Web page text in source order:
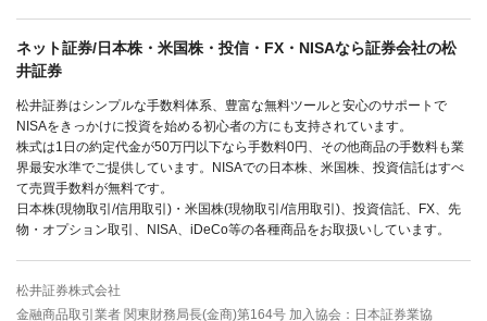
ネット証券/日本株・米国株・投信・FX・NISAなら証券会社の松
井証券
松井証券はシンプルな手数料体系、豊富な無料ツールと安心のサポートで
NISAをきっかけに投資を始める初心者の方にも支持されています。
株式は1日の約定代金が50万円以下なら手数料0円、その他商品の手数料も業
界最安水準でご提供しています。NISAでの日本株、米国株、投資信託はすべ
て売買手数料が無料です。
日本株(現物取引/信用取引)・米国株(現物取引/信用取引)、投資信託、FX、先
物・オプション取引、NISA、iDeCo等の各種商品をお取扱いしています。
松井証券株式会社
金融商品取引業者 関東財務局長(金商)第164号 加入協会：日本証券業協